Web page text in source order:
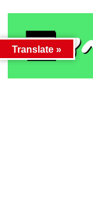
Translate »